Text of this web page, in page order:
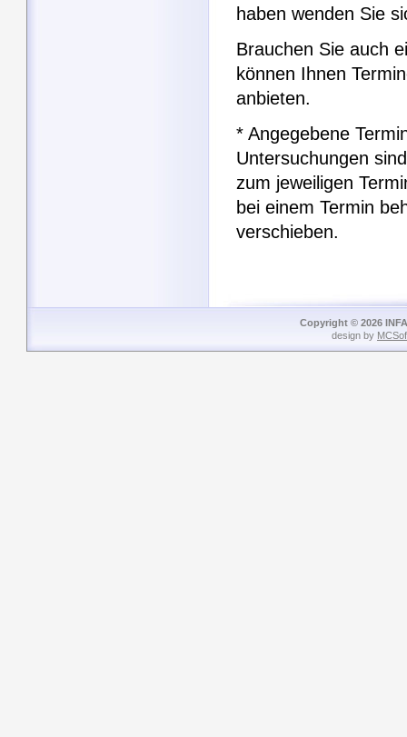
haben wenden Sie
Brauchen Sie auch
können Ihnen
anbieten.
* Angegebene
Untersuchungen
zum jeweiligen
bei einem Termin
verschieben.
Copyright © 2026
design by